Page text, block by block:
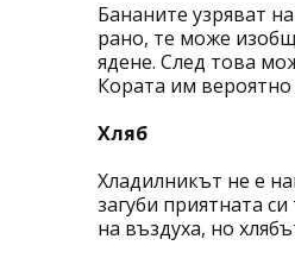
Бананите узряват
рано, те може
ядене. След това
Кората им
Хляб
Хладилникът не е
загуби приятната
на въздуха, но